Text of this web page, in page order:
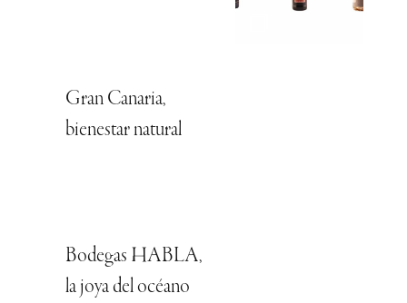
Gran Canaria,
bienestar natural
Bodegas HABLA,
la joya del océano